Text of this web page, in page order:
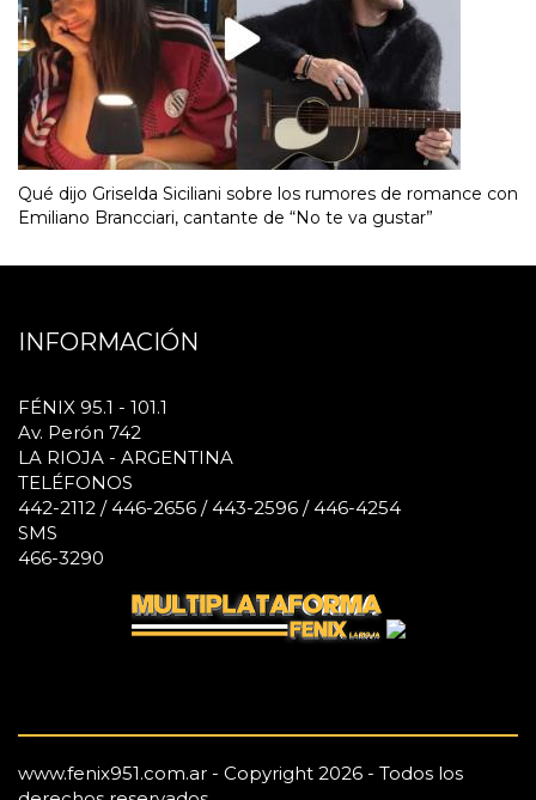
Qué dijo Griselda Siciliani sobre los rumores de romance con
Emiliano Brancciari, cantante de “No te va gustar”
INFORMACIÓN
FÉNIX 95.1 - 101.1
Av. Perón 742
LA RIOJA - ARGENTINA
TELÉFONOS
442-2112 / 446-2656 / 443-2596 / 446-4254
SMS
466-3290
www.fenix951.com.ar - Copyright 2026 - Todos los